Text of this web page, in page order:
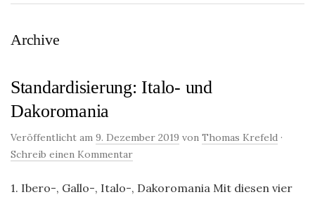
zum
Archive
Standardisierung: Italo- und
Dakoromania
Veröffentlicht am 9. Dezember 2019 von Thomas Krefeld ·
Schreib einen Kommentar
1. Ibero-, Gallo-, Italo-, Dakoromania Mit diesen vier